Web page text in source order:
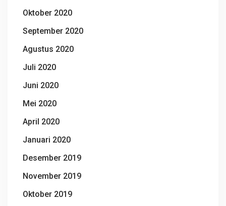
Oktober 2020
September 2020
Agustus 2020
Juli 2020
Juni 2020
Mei 2020
April 2020
Januari 2020
Desember 2019
November 2019
Oktober 2019